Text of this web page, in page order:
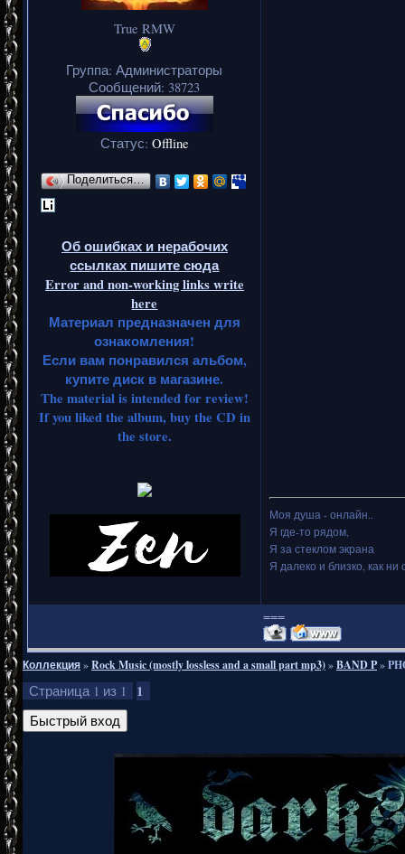
True RMW
Группа: Администраторы
Сообщений: 38723
Статус: Offline
Поделиться…
Об ошибках и нерабочих
ссылках пишите сюда
Error and non-working links write
here
Материал предназначен для
ознакомления!
Если вам понравился альбом,
купите диск в магазине.
The material is intended for review!
If you liked the album, buy the CD in
the store.
Моя душа - онлайн..
Я где-то рядом,
Я за стеклом экрана
Я далеко и близко, как ни
===
Коллекция»Rock Music (mostly lossless and a small part mp3)»BAND P»
Страница 1 из 1 1